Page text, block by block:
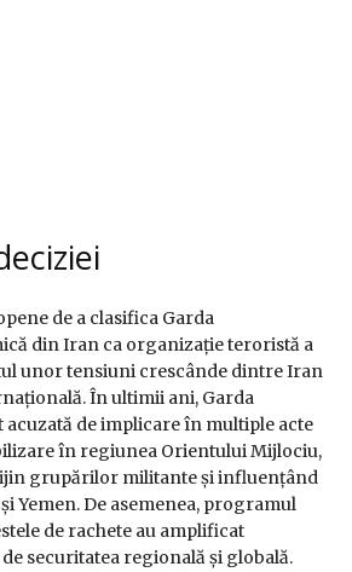
de a clasifica Garda
din Iran ca organizație teroristă a
unor tensiuni crescânde dintre Iran
În ultimii ani, Garda
acuzată de implicare în multiple acte
în regiunea Orientului Mijlociu,
grupărilor militante și influențând
Yemen. De asemenea, programul
de rachete au amplificat
securitatea regională și globală.